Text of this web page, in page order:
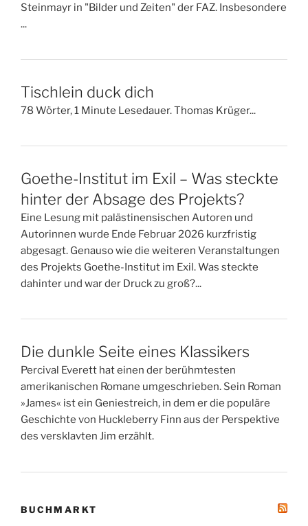
Steinmayr in "Bilder und Zeiten" der FAZ. Insbesondere
...
Tischlein duck dich
78 Wörter, 1 Minute Lesedauer. Thomas Krüger...
Goethe-Institut im Exil – Was steckte
hinter der Absage des Projekts?
Eine Lesung mit palästinensischen Autoren und
Autorinnen wurde Ende Februar 2026 kurzfristig
abgesagt. Genauso wie die weiteren Veranstaltungen
des Projekts Goethe-Institut im Exil. Was steckte
dahinter und war der Druck zu groß?...
Die dunkle Seite eines Klassikers
Percival Everett hat einen der berühmtesten
amerikanischen Romane umgeschrieben. Sein Roman
»James« ist ein Geniestreich, in dem er die populäre
Geschichte von Huckleberry Finn aus der Perspektive
des versklavten Jim erzählt.
BUCHMARKT